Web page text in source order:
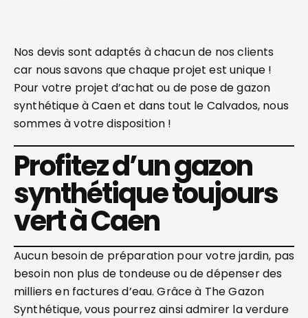
Nos devis sont adaptés à chacun de nos clients
car nous savons que chaque projet est unique !
Pour votre projet d’achat ou de pose de gazon
synthétique à Caen et dans tout le Calvados, nous
sommes à votre disposition !
Profitez d’un gazon
synthétique toujours
vert à Caen
Aucun besoin de préparation pour votre jardin, pas
besoin non plus de tondeuse ou de dépenser des
milliers en factures d’eau. Grâce à The Gazon
Synthétique, vous pourrez ainsi admirer la verdure